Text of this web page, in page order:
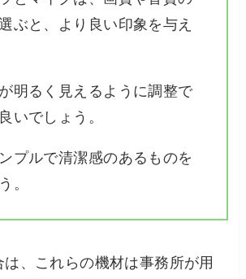
ぶと、より良い印象を与え
明るく見えるように調整で
いでしょう。
プルで清潔感のあるものを
。
、これらの機材は事務所が用